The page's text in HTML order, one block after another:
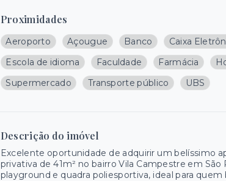
Proximidades
Aeroporto Açougue Banco Caixa
Escola de idioma
Faculdade Farmácia
Supermercado
Transporte público UBS
Descrição do imóvel
Excelente oportunidade de adquirir um belíssimo
privativa de 41m² no bairro Vila Campestre em
playground e quadra poliesportiva, ideal para quem